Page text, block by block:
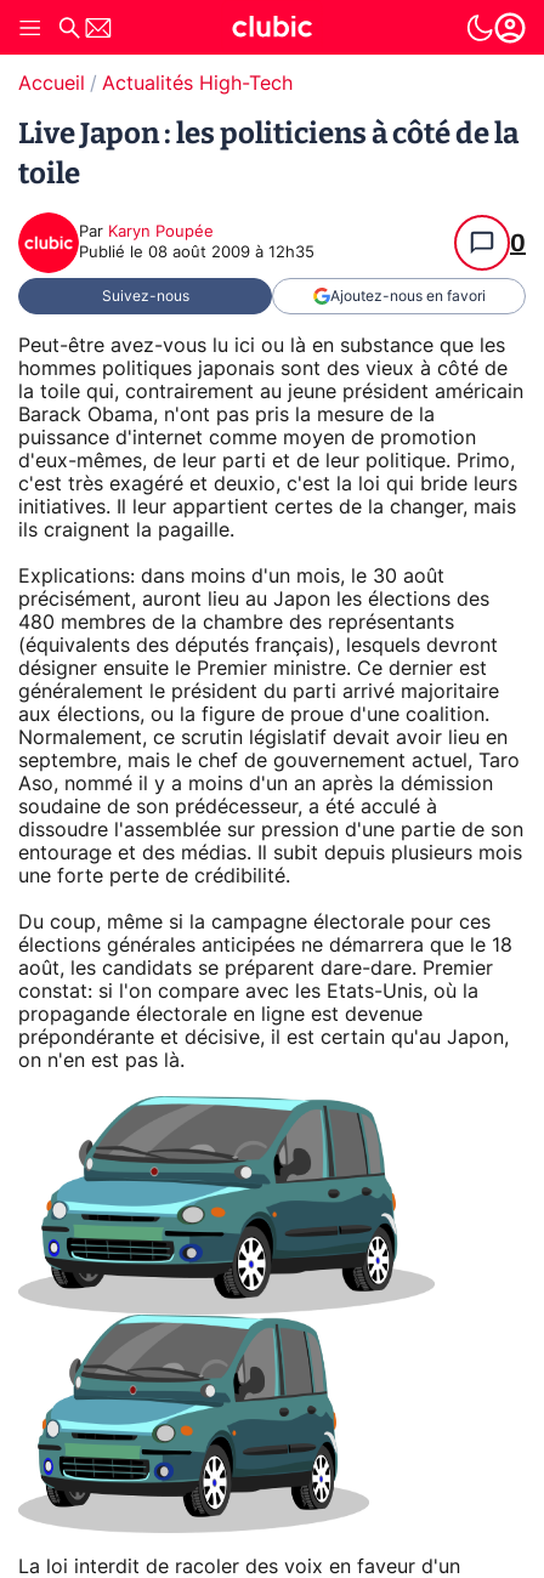
Accueil Actualités High-Tech
Live Japon : les politiciens à côté de la
toile
Par Karyn Poupée
Publié le 08 août 2009 à 12h35 0
Suivez-nous Ajoutez-nous en favori
Peut-être avez-vous lu ici ou là en substance que les
hommes politiques japonais sont des vieux à côté de
la toile qui, contrairement au jeune président américain
Barack Obama, n'ont pas pris la mesure de la
puissance d'internet comme moyen de promotion
d'eux-mêmes, de leur parti et de leur politique. Primo,
c'est très exagéré et deuxio, c'est la loi qui bride leurs
initiatives. Il leur appartient certes de la changer, mais
ils craignent la pagaille.
Explications: dans moins d'un mois, le 30 août
précisément, auront lieu au Japon les élections des
480 membres de la chambre des représentants
(équivalents des députés français), lesquels devront
désigner ensuite le Premier ministre. Ce dernier est
généralement le président du parti arrivé majoritaire
aux élections, ou la figure de proue d'une coalition.
Normalement, ce scrutin législatif devait avoir lieu en
septembre, mais le chef de gouvernement actuel, Taro
Aso, nommé il y a moins d'un an après la démission
soudaine de son prédécesseur, a été acculé à
dissoudre l'assemblée sur pression d'une partie de son
entourage et des médias. Il subit depuis plusieurs mois
une forte perte de crédibilité.
Du coup, même si la campagne électorale pour ces
élections générales anticipées ne démarrera que le 18
août, les candidats se préparent dare-dare. Premier
constat: si l'on compare avec les Etats-Unis, où la
propagande électorale en ligne est devenue
prépondérante et décisive, il est certain qu'au Japon,
on n'en est pas là.
La loi interdit de racoler des voix en faveur d'un